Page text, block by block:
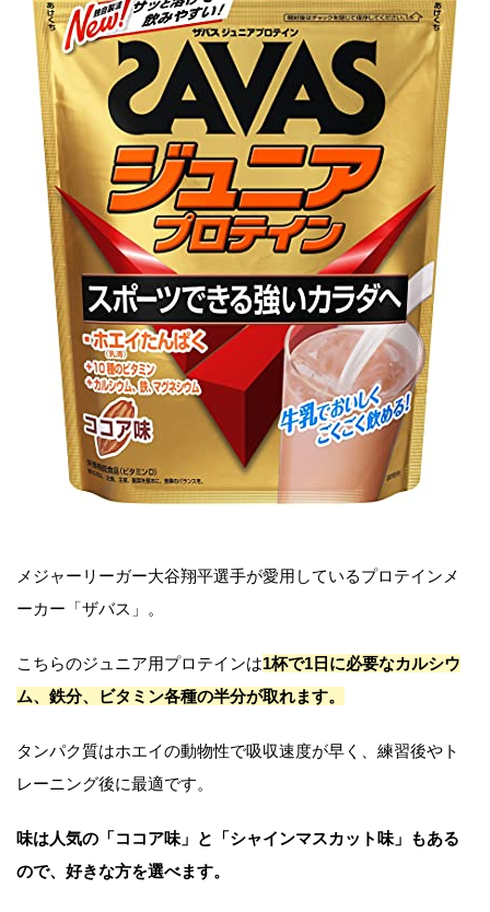
メジャーリーガー大谷翔平選手が愛用しているプロテインメ
ーカー「ザバス」。
こちらのジュニア用プロテインは1杯で1日に必要なカルシウ
ム、鉄分、ビタミン各種の半分が取れます。
タンパク質はホエイの動物性で吸収速度が早く、練習後やト
レーニング後に最適です。
味は人気の「ココア味」と「シャインマスカット味」もある
ので、好きな方を選べます。